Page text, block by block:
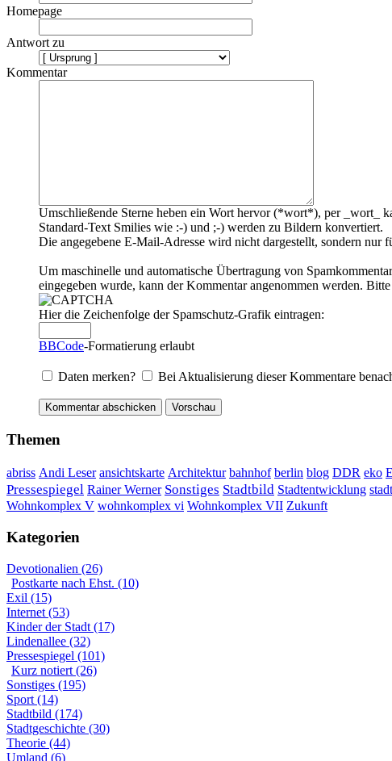
Homepage
Antwort zu
Kommentar
Umschließende Sterne heben ein Wort hervor (*wort*), per _wort_
Standard-Text Smilies wie :-) und ;-) werden zu Bildern konvertiert.
Die angegebene E-Mail-Adresse wird nicht dargestellt, sondern nur
Um maschinelle und automatische Übertragung von
eingegeben wurde, kann der Kommentar angenommen werden.
Hier die Zeichenfolge der Spamschutz-Grafik eintragen:
BBCode-Formatierung erlaubt
Daten merken? Bei Aktualisierung dieser Kommentare
Themen
abriss Andi Leser ansichtskarte Architektur bahnhof berlin blog DDR eko
Pressespiegel Rainer Werner Sonstiges Stadtbild Stadtentwicklung
Wohnkomplex V wohnkomplex vi Wohnkomplex VII Zukunft
Kategorien
Devotionalien (26)
Postkarte nach Ehst. (10)
Exil (15)
Internet (53)
Kinder der Stadt (17)
Lindenallee (32)
Pressespiegel (101)
Kurz notiert (26)
Sonstiges (195)
Sport (14)
Stadtbild (174)
Stadtgeschichte (30)
Theorie (44)
Umland (6)